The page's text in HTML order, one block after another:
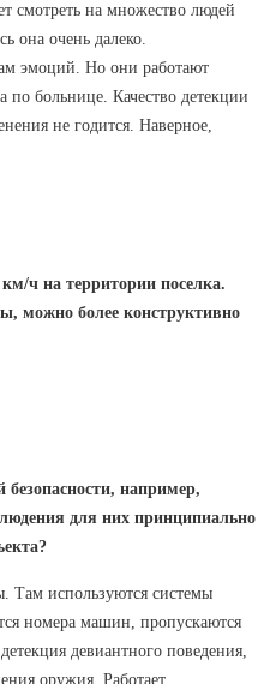
смотреть на множество людей
она очень далеко.
эмоций. Но они работают
по больнице. Качество детекции
не годится. Наверное,
ч на территории поселка.
можно более конструктивно
например,
для них принципиально
Там используются системы
номера машин, пропускаются
девиантного поведения,
оружия. Работает